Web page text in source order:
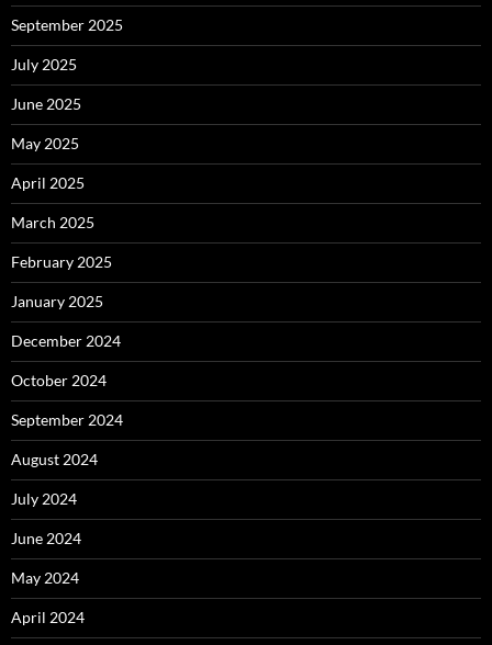
September 2025
July 2025
June 2025
May 2025
April 2025
March 2025
February 2025
January 2025
December 2024
October 2024
September 2024
August 2024
July 2024
June 2024
May 2024
April 2024